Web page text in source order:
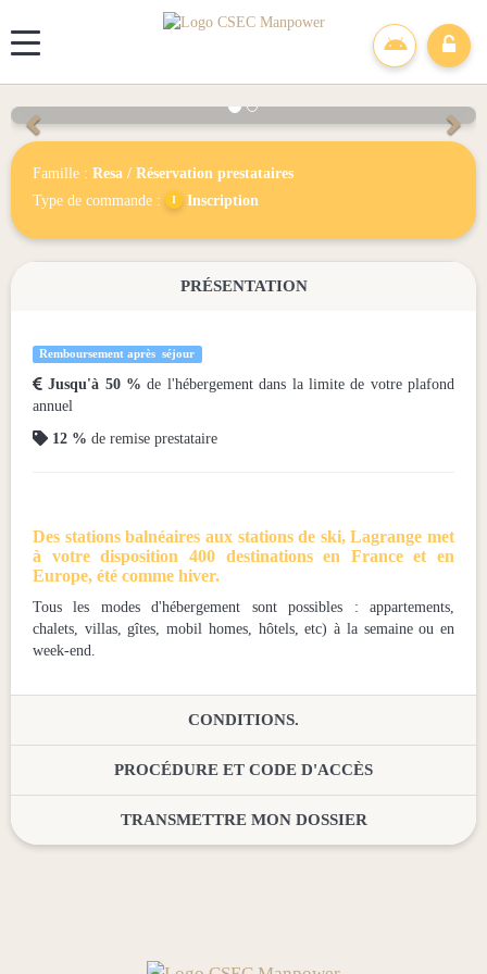
Précédent
Famille : Resa / Réservation prestataires
Type de commande :
Inscription
PRÉSENTATION
Remboursement après séjour
 Jusqu'à 50 % de l'hébergement dans la limite de votre plafond
annuel
 12 % de remise prestataire
Des stations balnéaires aux stations de ski, Lagrange met
à votre disposition 400 destinations en France et en
Europe, été comme hiver.
Tous les modes d'hébergement sont possibles : appartements,
chalets, villas, gîtes, mobil homes, hôtels, etc) à la semaine ou en
week-end.
CONDITIONS.
PROCÉDURE ET CODE D'ACCÈS
TRANSMETTRE MON DOSSIER
Panneau de gestion des cookies